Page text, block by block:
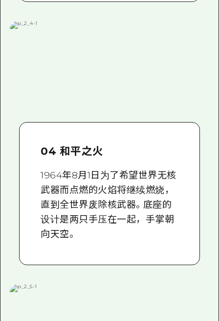
04 和平之火
1964年8月1日为了希望世界无核
武器而点燃的火焰将继续燃烧，
直到全世界废除核武器。底座的
设计是两只手压在一起，手掌朝
向天空。